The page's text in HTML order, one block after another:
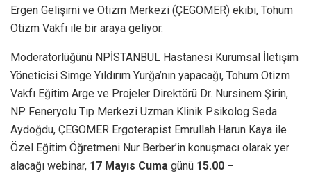
Ergen Gelişimi ve Otizm Merkezi (ÇEGOMER) ekibi, Tohum
Otizm Vakfı ile bir araya geliyor.
Moderatörlüğünü NPİSTANBUL Hastanesi Kurumsal İletişim
Yöneticisi Simge Yıldırım Yurğa’nın yapacağı, Tohum Otizm
Vakfı Eğitim Arge ve Projeler Direktörü Dr. Nursinem Şirin,
NP Feneryolu Tıp Merkezi Uzman Klinik Psikolog Seda
Aydoğdu, ÇEGOMER Ergoterapist Emrullah Harun Kaya ile
Özel Eğitim Öğretmeni Nur Berber’in konuşmacı olarak yer
alacağı webinar, 17 Mayıs Cuma günü 15.00 –